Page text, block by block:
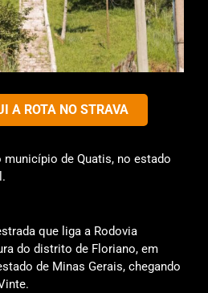
A ROTA NO STRAVA
município de Quatis, no estado
que liga a Rodovia
do distrito de Floriano, em
de Minas Gerais, chegando